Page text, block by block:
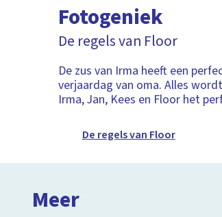
Fotogeniek
De regels van Floor
De zus van Irma heeft een
verjaardag van oma. Alles
Irma, Jan, Kees en Floor het
De regels van Floor
Meer